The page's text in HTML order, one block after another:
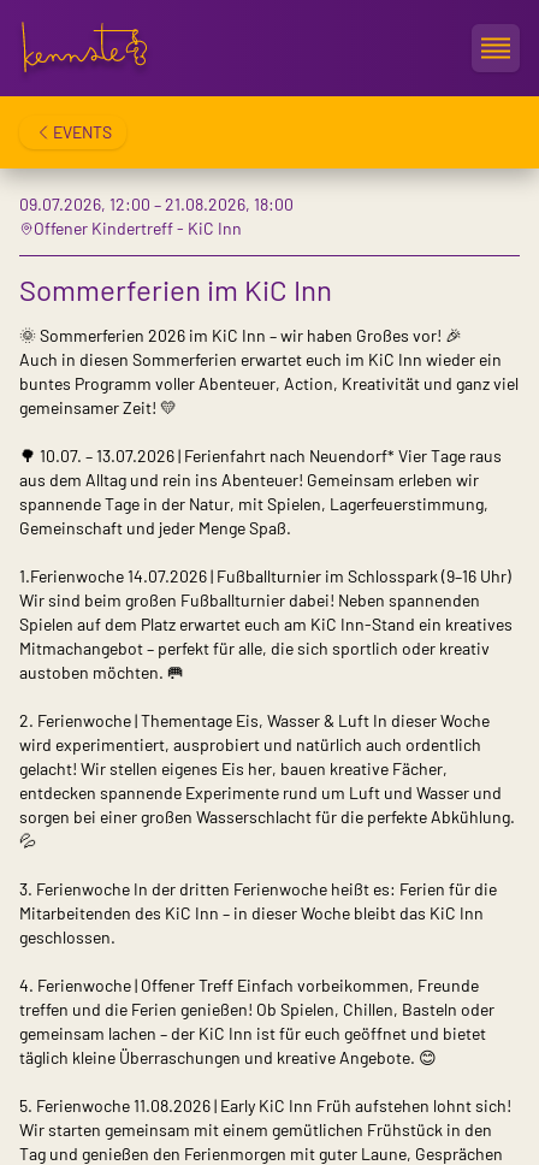
Kennste
Open
EVENTS
09.07.2026, 12:00 – 21.08.2026, 18:00
Offener Kindertreff - KiC Inn
Sommerferien im KiC Inn
🌞 Sommerferien 2026 im KiC Inn – wir haben Großes vor! 🎉
Auch in diesen Sommerferien erwartet euch im KiC Inn wieder ein
buntes Programm voller Abenteuer, Action, Kreativität und ganz viel
gemeinsamer Zeit! 💛
🌳 10.07. – 13.07.2026 | Ferienfahrt nach Neuendorf* Vier Tage raus
aus dem Alltag und rein ins Abenteuer! Gemeinsam erleben wir
spannende Tage in der Natur, mit Spielen, Lagerfeuerstimmung,
Gemeinschaft und jeder Menge Spaß.
1.Ferienwoche 14.07.2026 | Fußballturnier im Schlosspark (9–16 Uhr)
Wir sind beim großen Fußballturnier dabei! Neben spannenden
Spielen auf dem Platz erwartet euch am KiC Inn-Stand ein kreatives
Mitmachangebot – perfekt für alle, die sich sportlich oder kreativ
austoben möchten. 🥅
2. Ferienwoche | Thementage Eis, Wasser & Luft In dieser Woche
wird experimentiert, ausprobiert und natürlich auch ordentlich
gelacht! Wir stellen eigenes Eis her, bauen kreative Fächer,
entdecken spannende Experimente rund um Luft und Wasser und
sorgen bei einer großen Wasserschlacht für die perfekte Abkühlung.
💦
3. Ferienwoche In der dritten Ferienwoche heißt es: Ferien für die
Mitarbeitenden des KiC Inn – in dieser Woche bleibt das KiC Inn
geschlossen.
4. Ferienwoche | Offener Treff Einfach vorbeikommen, Freunde
treffen und die Ferien genießen! Ob Spielen, Chillen, Basteln oder
gemeinsam lachen – der KiC Inn ist für euch geöffnet und bietet
täglich kleine Überraschungen und kreative Angebote. 😊
5. Ferienwoche 11.08.2026 | Early KiC Inn Früh aufstehen lohnt sich!
Wir starten gemeinsam mit einem gemütlichen Frühstück in den
Tag und genießen den Ferienmorgen mit guter Laune, Gesprächen